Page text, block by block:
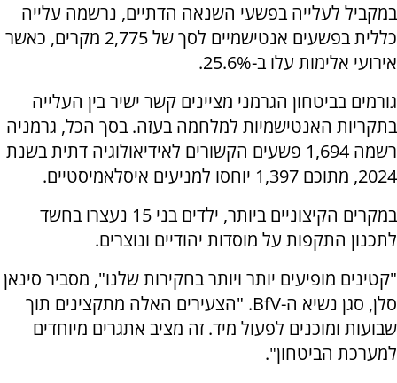
במקביל לעלייה בפשעי השנאה הדתיים, נרשמה עלייה
כללית בפשעים אנטישמיים לסך של 2,775 מקרים, כאשר
אירועי אלימות עלו ב-25.6%.
גורמים בביטחון הגרמני מציינים קשר ישיר בין העלייה
בתקריות האנטישמיות למלחמה בעזה. בסך הכל, גרמניה
רשמה 1,694 פשעים הקשורים לאידיאולוגיה דתית בשנת
2024, מתוכם 1,397 יוחסו למניעים איסלאמיסטיים.
במקרים הקיצוניים ביותר, ילדים בני 15 נעצרו בחשד
לתכנון התקפות על מוסדות יהודיים ונוצרים.
"קטינים מופיעים יותר ויותר בחקירות שלנו", מסביר סינאן
סלן, סגן נשיא ה-BfV. "הצעירים האלה מתקצינים תוך
שבועות ומוכנים לפעול מיד. זה מציב אתגרים מיוחדים
למערכת הביטחון".